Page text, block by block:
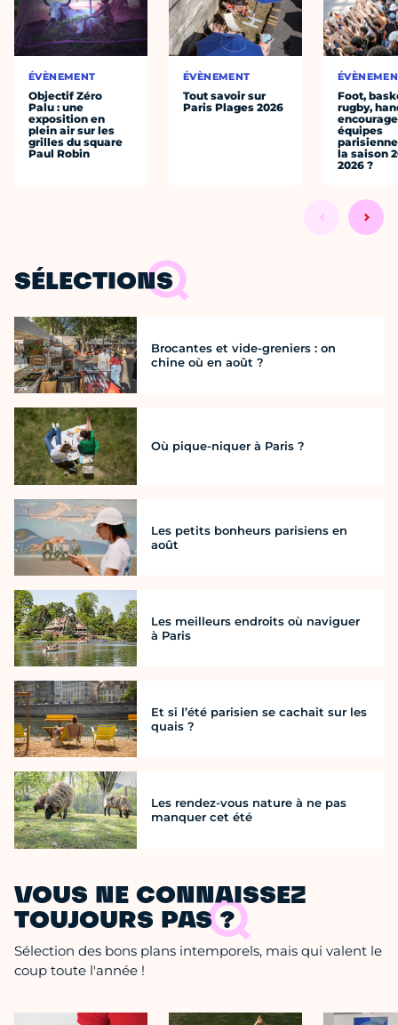
ÉVÈNEMENT
Objectif Zéro
Palu : une
exposition en
plein air sur les
grilles du square
Paul Robin
ÉVÈNEMENT
Tout savoir sur
Paris Plages 2026
Foot,
rugby,
équipes
la saison
2026 ?
SÉLECTIONS
Brocantes et vide-greniers : on
chine où en août ?
Où pique-niquer à Paris ?
Les petits bonheurs parisiens en
août
Les meilleurs endroits où naviguer
à Paris
Et si l’été parisien se cachait sur les
quais ?
Les rendez-vous nature à ne pas
manquer cet été
VOUS NE CONNAISSEZ
TOUJOURS PAS ?
Sélection des bons plans intemporels, mais qui valent le
coup toute l'année !